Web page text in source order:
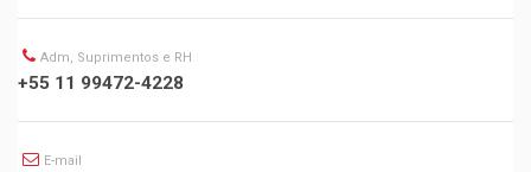
Adm, Suprimentos e RH
+55 11 99472-4228
E-mail